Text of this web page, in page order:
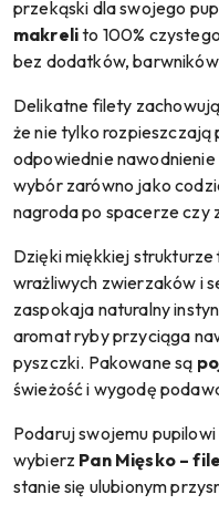
przekąski dla swojego
makrelito 100%
bez dodatków,
Delikatne filety
że nie tylko
odpowiednie
wybór zarówno jako
nagroda po spacerze czy
Dzięki miękkiej
wrażliwych zwierzaków i
zaspokaja naturalny
aromat ryby przyciąga
pyszczki. Pakowane są
świeżość i wygodę
Podaruj swojemu
wybierz Pan Mięsko –
stanie się ulubionym